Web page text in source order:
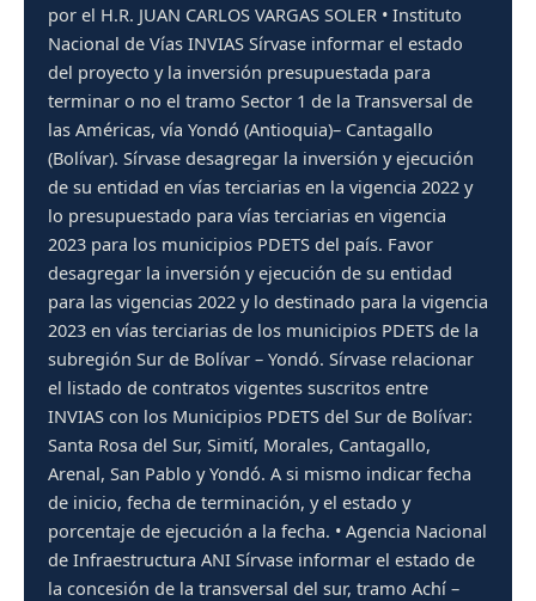
por el H.R. JUAN CARLOS VARGAS SOLER • Instituto
Nacional de Vías INVIAS Sírvase informar el estado
del proyecto y la inversión presupuestada para
terminar o no el tramo Sector 1 de la Transversal de
las Américas, vía Yondó (Antioquia)– Cantagallo
(Bolívar). Sírvase desagregar la inversión y ejecución
de su entidad en vías terciarias en la vigencia 2022 y
lo presupuestado para vías terciarias en vigencia
2023 para los municipios PDETS del país. Favor
desagregar la inversión y ejecución de su entidad
para las vigencias 2022 y lo destinado para la vigencia
2023 en vías terciarias de los municipios PDETS de la
subregión Sur de Bolívar – Yondó. Sírvase relacionar
el listado de contratos vigentes suscritos entre
INVIAS con los Municipios PDETS del Sur de Bolívar:
Santa Rosa del Sur, Simití, Morales, Cantagallo,
Arenal, San Pablo y Yondó. A si mismo indicar fecha
de inicio, fecha de terminación, y el estado y
porcentaje de ejecución a la fecha. • Agencia Nacional
de Infraestructura ANI Sírvase informar el estado de
la concesión de la transversal del sur, tramo Achí –